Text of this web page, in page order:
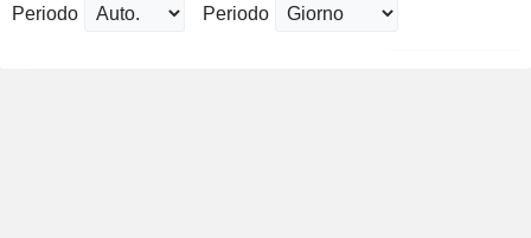
Periodo Periodo